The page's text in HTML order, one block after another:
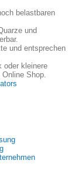
belastbaren
und
und entsprechen
oder kleinere
Shop.